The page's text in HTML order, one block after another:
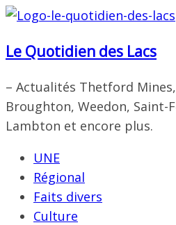
Passer
contenu
Le Quotidien des Lacs
– Actualités Thetford
Broughton, Weedon, Saint-
Lambton et encore plus.
UNE
Régional
Faits divers
Culture